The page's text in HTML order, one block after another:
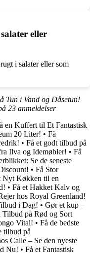
eller
i salater eller som
Tun i Vand og Dåsetun!
23 anmeldelser
en Kuffert til Et Fantastisk
20 Liter! • Få
• Få et godt tilbud på
Ilva og Idemøbler! • Få
Se de seneste
• Få Stor
Nyt Køkken til en
• Få et Hakket Kalv og
hos Royal Greenland!
i Dag! • Gør et kup –
Tilbud på Rød og Sort
Vital! • Få de bedste
tilbud på
Calle – Se den nyeste
Nu! • Få et Fantastisk